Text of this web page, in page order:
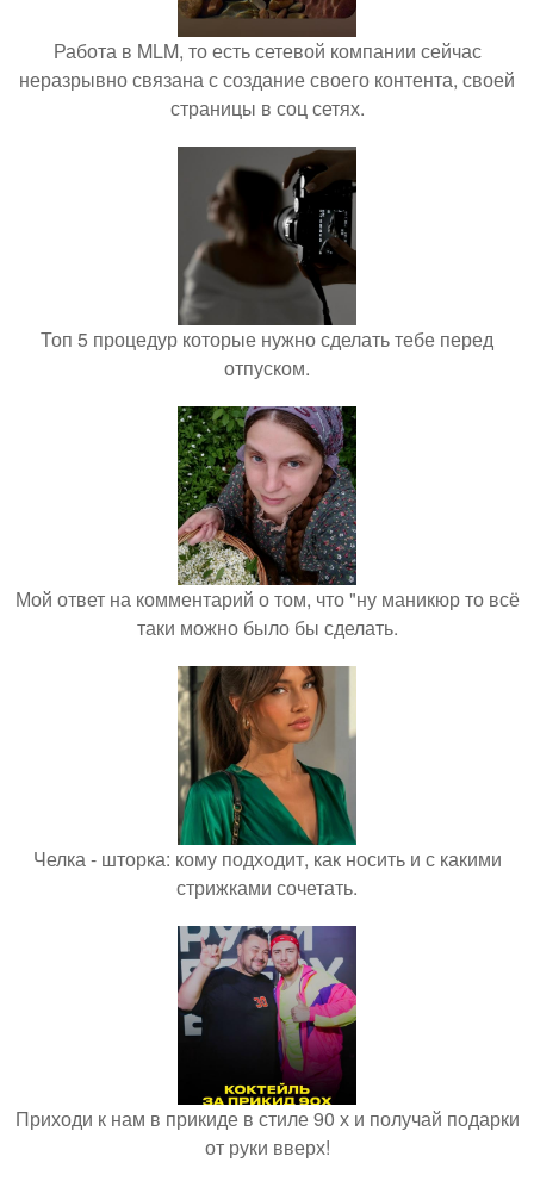
Работа в MLM, то есть сетевой компании сейчас
неразрывно связана с создание своего контента, своей
страницы в соц сетях.
Топ 5 процедур которые нужно сделать тебе перед
отпуском.
Мой ответ на комментарий о том, что "ну маникюр то всё
таки можно было бы сделать.
Челка - шторка: кому подходит, как носить и с какими
стрижками сочетать.
Приходи к нам в прикиде в стиле 90 х и получай подарки
от руки вверх!